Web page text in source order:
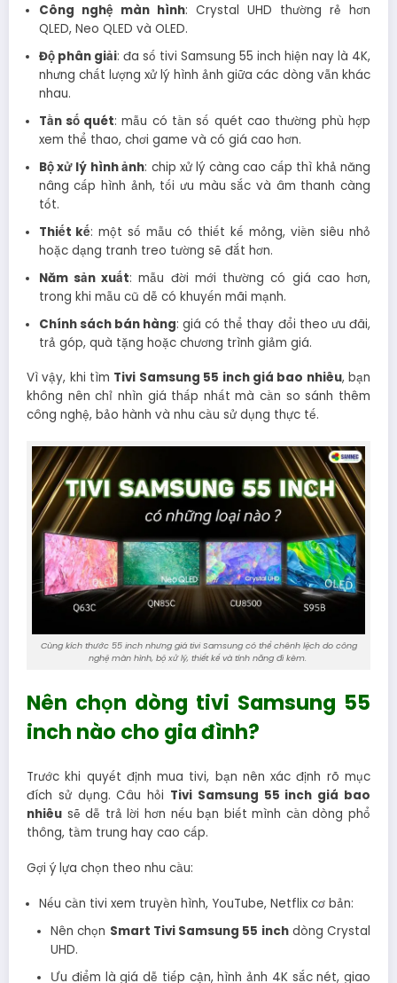
Công nghệ màn hình: Crystal UHD thường rẻ hơn
QLED, Neo QLED và OLED.
Độ phân giải: đa số tivi Samsung 55 inch hiện nay là 4K,
nhưng chất lượng xử lý hình ảnh giữa các dòng vẫn khác
nhau.
Tần số quét: mẫu có tần số quét cao thường phù hợp
xem thể thao, chơi game và có giá cao hơn.
Bộ xử lý hình ảnh: chip xử lý càng cao cấp thì khả năng
nâng cấp hình ảnh, tối ưu màu sắc và âm thanh càng
tốt.
Thiết kế: một số mẫu có thiết kế mỏng, viền siêu nhỏ
hoặc dạng tranh treo tường sẽ đắt hơn.
Năm sản xuất: mẫu đời mới thường có giá cao hơn,
trong khi mẫu cũ dễ có khuyến mãi mạnh.
Chính sách bán hàng: giá có thể thay đổi theo ưu đãi,
trả góp, quà tặng hoặc chương trình giảm giá.
Vì vậy, khi tìm Tivi Samsung 55 inch giá bao nhiêu, bạn
không nên chỉ nhìn giá thấp nhất mà cần so sánh thêm
công nghệ, bảo hành và nhu cầu sử dụng thực tế.
Cùng kích thước 55 inch nhưng giá tivi Samsung có thể chênh lệch do công
nghệ màn hình, bộ xử lý, thiết kế và tính năng đi kèm.
Nên chọn dòng tivi Samsung 55
inch nào cho gia đình?
Trước khi quyết định mua tivi, bạn nên xác định rõ mục
đích sử dụng. Câu hỏi Tivi Samsung 55 inch giá bao
nhiêu sẽ dễ trả lời hơn nếu bạn biết mình cần dòng phổ
thông, tầm trung hay cao cấp.
Gợi ý lựa chọn theo nhu cầu:
Nếu cần tivi xem truyền hình, YouTube, Netflix cơ bản:
Nên chọn Smart Tivi Samsung 55 inchdòng Crystal
UHD.
Ưu điểm là giá dễ tiếp cận, hình ảnh 4K sắc nét, giao